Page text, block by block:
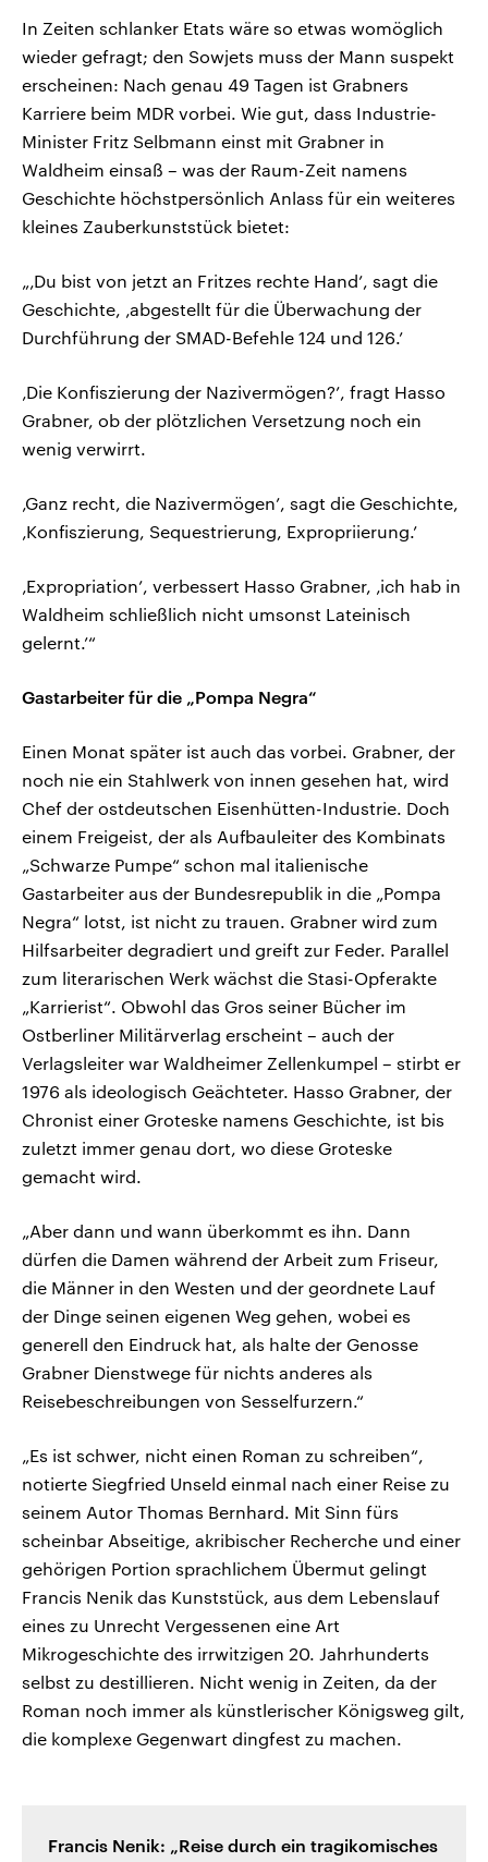
In Zeiten schlanker Etats wäre so etwas womöglich
wieder gefragt; den Sowjets muss der Mann suspekt
erscheinen: Nach genau 49 Tagen ist Grabners
Karriere beim MDR vorbei. Wie gut, dass Industrie-
Minister Fritz Selbmann einst mit Grabner in
Waldheim einsaß – was der Raum-Zeit namens
Geschichte höchstpersönlich Anlass für ein weiteres
kleines Zauberkunststück bietet:
„‚Du bist von jetzt an Fritzes rechte Hand’, sagt die
Geschichte, ‚abgestellt für die Überwachung der
Durchführung der SMAD-Befehle 124 und 126.’
‚Die Konfiszierung der Nazivermögen?’, fragt Hasso
Grabner, ob der plötzlichen Versetzung noch ein
wenig verwirrt.
‚Ganz recht, die Nazivermögen’, sagt die Geschichte,
‚Konfiszierung, Sequestrierung, Expropriierung.’
‚Expropriation’, verbessert Hasso Grabner, ‚ich hab in
Waldheim schließlich nicht umsonst Lateinisch
gelernt.’“
Gastarbeiter für die „Pompa Negra“
Einen Monat später ist auch das vorbei. Grabner, der
noch nie ein Stahlwerk von innen gesehen hat, wird
Chef der ostdeutschen Eisenhütten-Industrie. Doch
einem Freigeist, der als Aufbauleiter des Kombinats
„Schwarze Pumpe“ schon mal italienische
Gastarbeiter aus der Bundesrepublik in die „Pompa
Negra“ lotst, ist nicht zu trauen. Grabner wird zum
Hilfsarbeiter degradiert und greift zur Feder. Parallel
zum literarischen Werk wächst die Stasi-Opferakte
„Karrierist“. Obwohl das Gros seiner Bücher im
Ostberliner Militärverlag erscheint – auch der
Verlagsleiter war Waldheimer Zellenkumpel – stirbt er
1976 als ideologisch Geächteter. Hasso Grabner, der
Chronist einer Groteske namens Geschichte, ist bis
zuletzt immer genau dort, wo diese Groteske
gemacht wird.
„Aber dann und wann überkommt es ihn. Dann
dürfen die Damen während der Arbeit zum Friseur,
die Männer in den Westen und der geordnete Lauf
der Dinge seinen eigenen Weg gehen, wobei es
generell den Eindruck hat, als halte der Genosse
Grabner Dienstwege für nichts anderes als
Reisebeschreibungen von Sesselfurzern.“
„Es ist schwer, nicht einen Roman zu schreiben“,
notierte Siegfried Unseld einmal nach einer Reise zu
seinem Autor Thomas Bernhard. Mit Sinn fürs
scheinbar Abseitige, akribischer Recherche und einer
gehörigen Portion sprachlichem Übermut gelingt
Francis Nenik das Kunststück, aus dem Lebenslauf
eines zu Unrecht Vergessenen eine Art
Mikrogeschichte des irrwitzigen 20. Jahrhunderts
selbst zu destillieren. Nicht wenig in Zeiten, da der
Roman noch immer als künstlerischer Königsweg gilt,
die komplexe Gegenwart dingfest zu machen.
Francis Nenik: „Reise durch ein tragikomisches